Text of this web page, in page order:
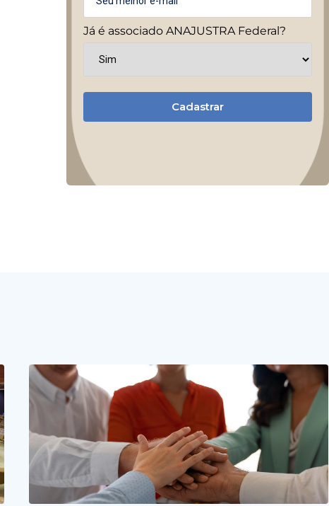
Já é associado ANAJUSTRA Federal?
Cadastrar